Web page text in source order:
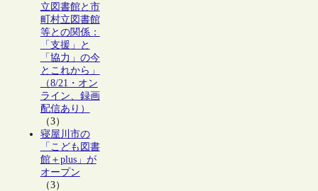
立図書館と市
町村立図書館
等との関係：
「支援」と
「協力」の今
とこれから」
（8/21・オン
ライン、録画
配信あり）
（3）
寝屋川市の
「こども図書
館＋plus」が
オープン
（3）